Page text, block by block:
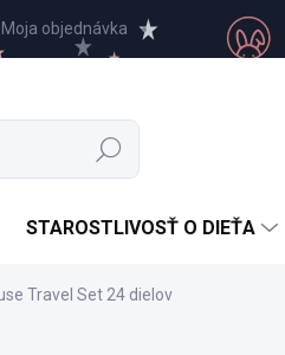
Moja objednávka
Hľadať
STAROSTLIVOSŤ O DIEŤA
Travel Set 24 dielov